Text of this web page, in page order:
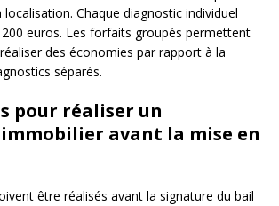
localisation. Chaque diagnostic individuel
euros. Les forfaits groupés permettent
des économies par rapport à la
séparés.
pour réaliser un
avant la mise en
être réalisés avant la signature du bail